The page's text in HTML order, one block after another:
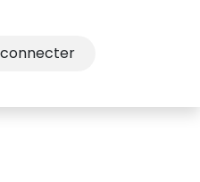
connecter